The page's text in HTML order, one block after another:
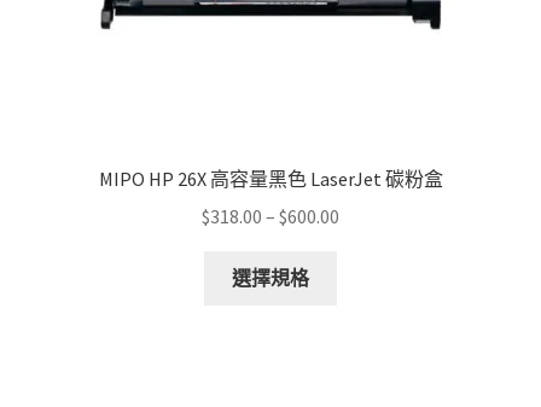
MIPO HP 26X 高容量黑色 LaserJet 碳粉盒
$318.00 – $600.00
選擇規格